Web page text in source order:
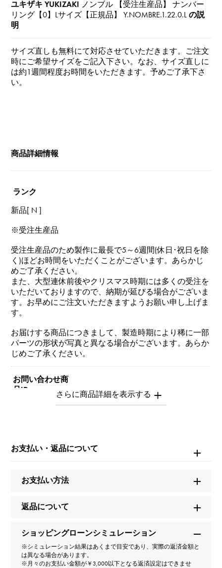
ユキザキ YUKIZAKI ノンブル 【受注生産品】 ナンバー
リング【0】Lサイズ【正規品】
Y.NOMBRE.1.22.0.L の説
明
サイズ直しも無料にて対応させていただきます。ご注文
時にご希望サイズをご記入下さい。なお、サイズ直しに
は約1週間程度お時間をいただきます。予めご了承下さ
い。
商品詳細情報
ランク
新品[ N ]
※受注生産品
受注生産品のため製作に最長で5～6週間(休日･祝日を除
く)ほどお時間をいただくことがございます。あらかじ
めご了承ください。
また、大型連休前後やクリスマス時期には多くの受注を
いただいておりますので、納期が延びる場合がございま
す。お早めにご注文いただきますようお願い申し上げま
す。
お届けする商品につきまして、製造時期により稀に一部
パーツの形状が写真と異なる場合がございます。あらか
じめご了承ください。
お問い合わせ商
品ID
Y.NOMBRE.1.22.0.L
ノンブル 【受注生産品】 ナンバーリング【0】Lサイズ
【正規品】
ブランド名
ユキザキ
モデル名
ノンブル
お支払い・返品について
お支払い方法
返品について
ショッピングローンシミュレーション
※シミュレーション結果はあくまで目安であり、実際の返済金額と
は異なる場合があります。
※月々のお支払い金額が￥3,000以下となる返済設定はできませ